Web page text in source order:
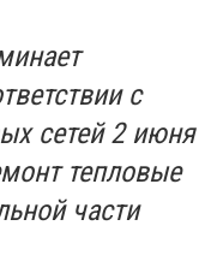
с
сетей 2 июня
тепловые
части